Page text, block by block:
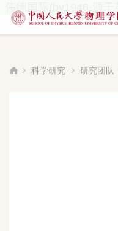
伟德国际(bv1946·源
科学研究 研究团队